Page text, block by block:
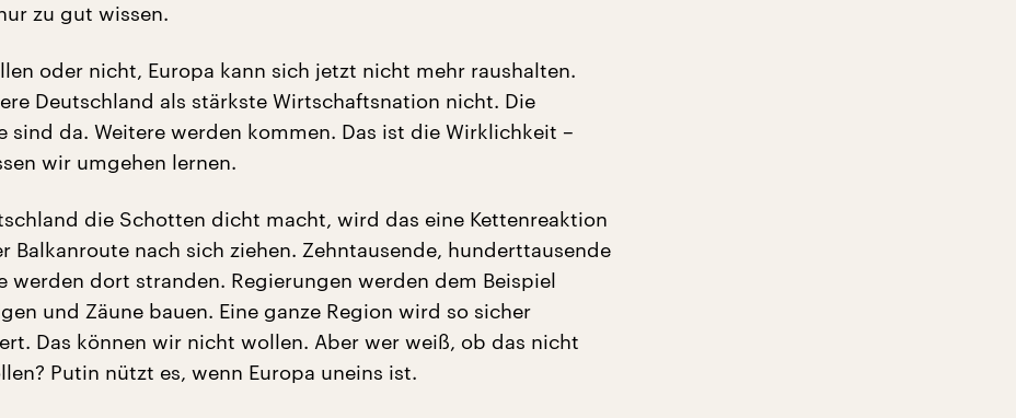
zu gut wissen.
oder nicht, Europa kann sich jetzt nicht mehr raushalten.
Deutschland als stärkste Wirtschaftsnation nicht. Die
sind da. Weitere werden kommen. Das ist die Wirklichkeit –
wir umgehen lernen.
die Schotten dicht macht, wird das eine Kettenreaktion
Balkanroute nach sich ziehen. Zehntausende, hunderttausende
werden dort stranden. Regierungen werden dem Beispiel
und Zäune bauen. Eine ganze Region wird so sicher
Das können wir nicht wollen. Aber wer weiß, ob das nicht
Putin nützt es, wenn Europa uneins ist.